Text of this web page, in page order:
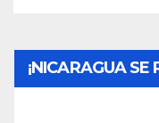
¡NICARAGUA SE